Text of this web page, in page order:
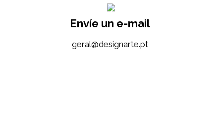
Envíe un e-mail
tp.etrangised@lareg